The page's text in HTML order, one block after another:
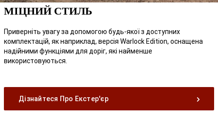
МІЦНИЙ СТИЛЬ
Приверніть увагу за допомогою будь-якої з доступних
комплектацій, як наприклад, версія Warlock Edition, оснащена
надійними функціями для доріг, які найменше
використовуються.
Дізнайтеся Про Екстер'єр